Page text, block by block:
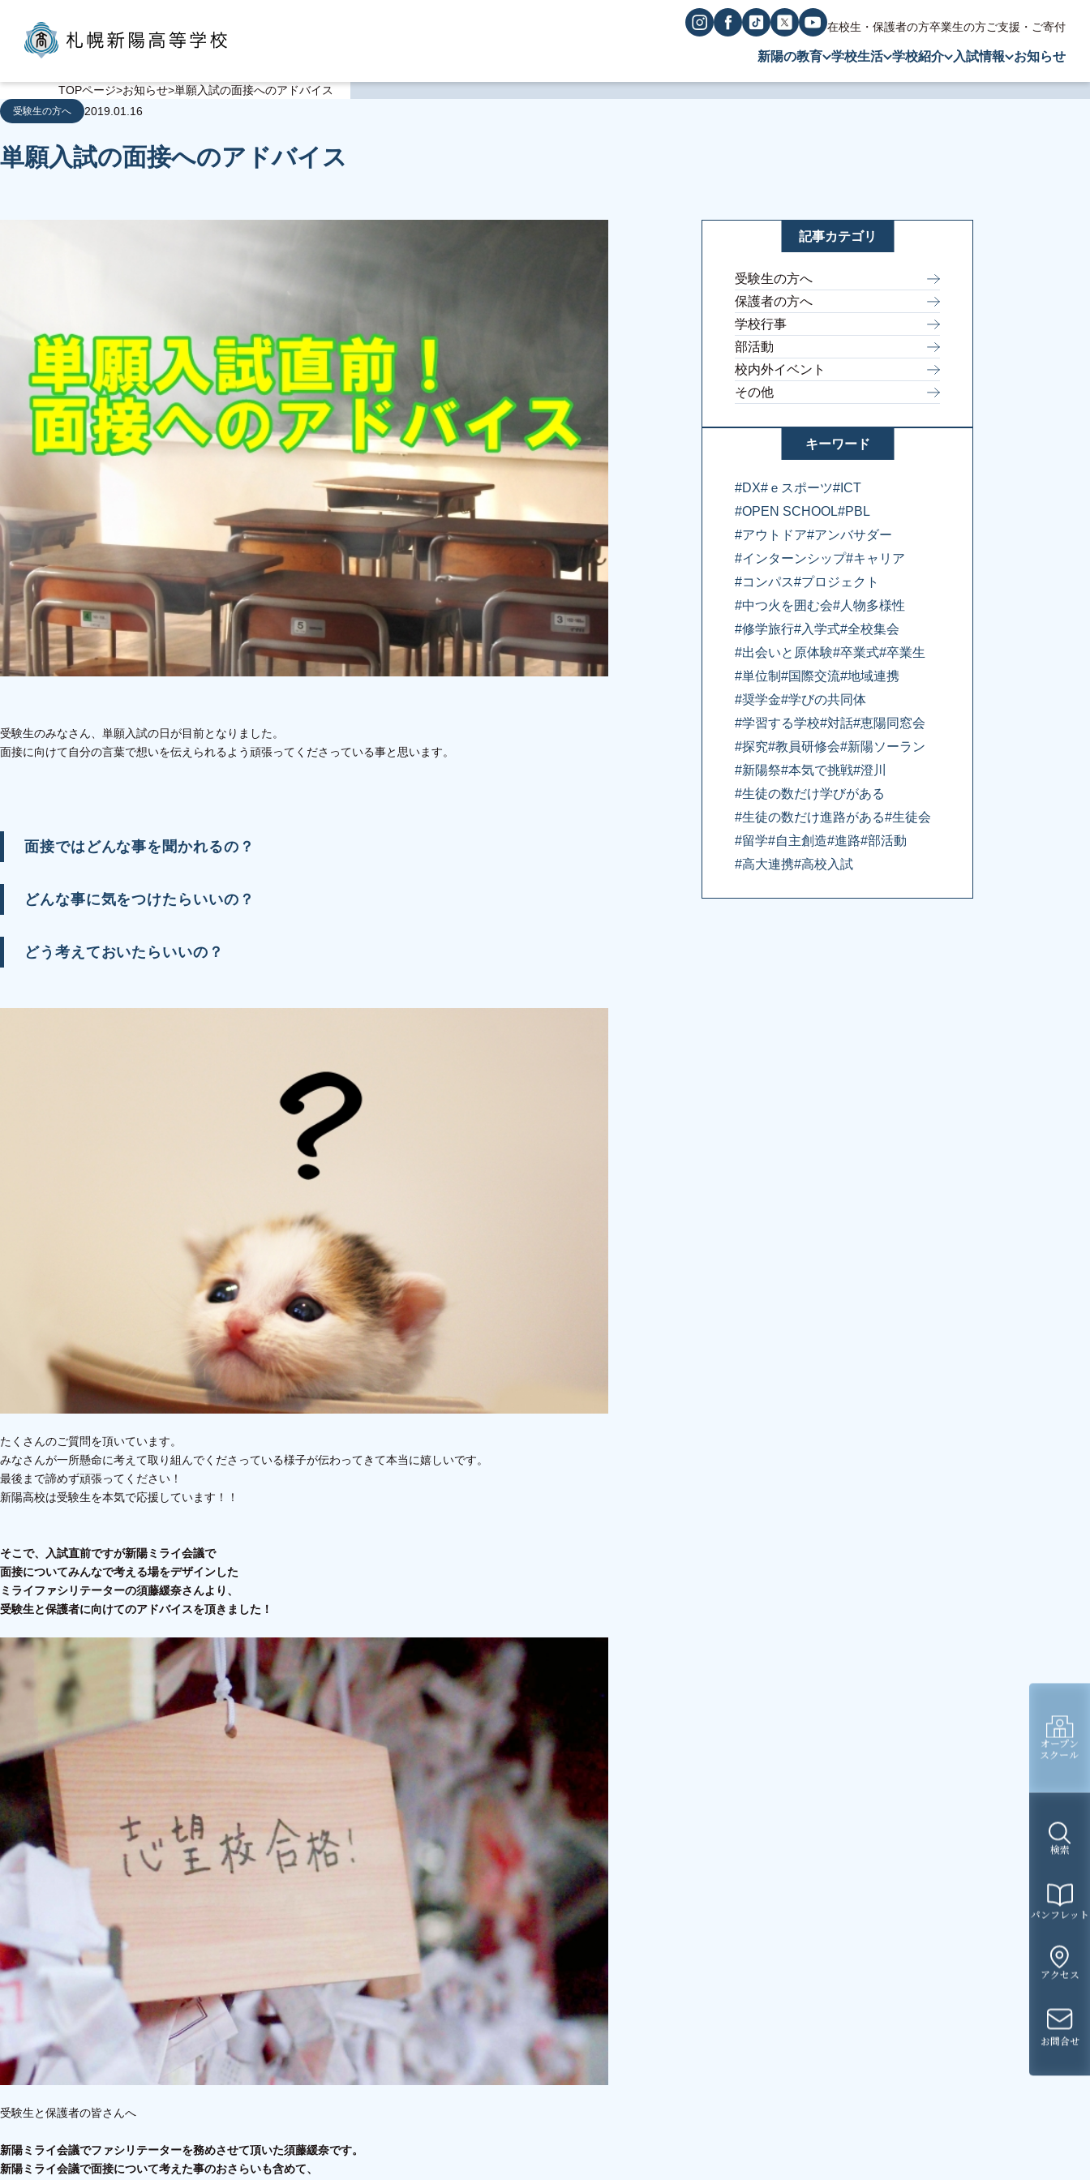
在校生・保護者の方卒業生の方ご支援・ご寄付
新陽の教育 学校生活 学校紹介 入試情報 お知らせ
オープン
スクール
検索
パンフレット
アクセス
お問合せ
TOPページ お知らせ 単願入試の面接へのアドバイス
受験生の方へ 2019.01.16
単願入試の面接へのアドバイス
受験生のみなさん、単願入試の日が目前となりました。
面接に向けて自分の言葉で想いを伝えられるよう頑張ってくださっている事と思います。
面接ではどんな事を聞かれるの？
どんな事に気をつけたらいいの？
どう考えておいたらいいの？
たくさんのご質問を頂いています。
みなさんが一所懸命に考えて取り組んでくださっている様子が伝わってきて本当に嬉しいです。
最後まで諦めず頑張ってください！
新陽高校は受験生を本気で応援しています！！
そこで、入試直前ですが新陽ミライ会議で
面接についてみんなで考える場をデザインした
ミライファシリテーターの須藤緩奈さんより、
受験生と保護者に向けてのアドバイスを頂きました！
受験生と保護者の皆さんへ
新陽ミライ会議でファシリテーターを務めさせて頂いた須藤緩奈です。
新陽ミライ会議で面接について考えた事のおさらいも含めて、
記事カテゴリ
受験生の方へ
保護者の方へ
学校行事
部活動
校内外イベント
その他
キーワード
#DX#ｅスポーツ#ICT
#OPEN SCHOOL#PBL
#アウトドア#アンバサダー
#インターンシップ#キャリア
#コンパス#プロジェクト
#中つ火を囲む会#人物多様性
#修学旅行#入学式#全校集会
#出会いと原体験#卒業式#卒業生
#単位制 #国際交流#地域連携
#奨学金#学びの共同体
#学習する学校#対話#恵陽同窓会
#探究#教員研修会#新陽ソーラン
#新陽祭#本気で挑戦#澄川
#生徒の数だけ学びがある
#生徒の数だけ進路がある#生徒会
#留学#自主創造#進路#部活動
#高大連携#高校入試